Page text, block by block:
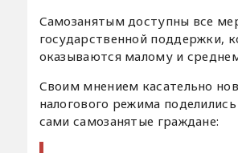
Самозанятым доступны все
государственной поддержки,
оказываются малому и
Своим мнением касательно
налогового режима
сами самозанятые граждане: